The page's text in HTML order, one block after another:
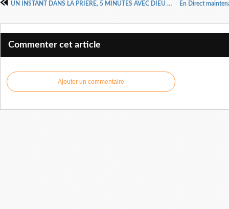
UN INSTANT DANS LA PRIERE, 5 MINUTES AVEC DIEU par Dr Pasteur Henri KPODAHI, Une Emission de Déclarations matinales et prophétiques
Commenter cet article
Ajouter un commentaire